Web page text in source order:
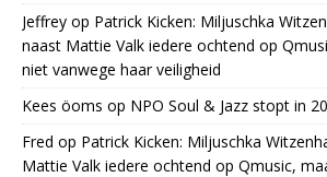
Jeffrey op Patrick Kicken: Miljuschka
naast Mattie Valk iedere ochtend op
niet vanwege haar veiligheid
Kees öoms op NPO Soul & Jazz stopt in
Fred op Patrick Kicken: Miljuschka
Mattie Valk iedere ochtend op Qmusic,